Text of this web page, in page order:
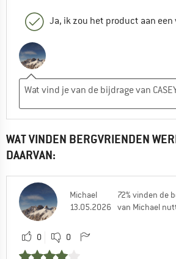
Ja, ik zou het product aan
WAT VINDEN BERGVRIENDEN
DAARVAN:
Michael
13.05.2026
72% vinden de
van Michael
0 0